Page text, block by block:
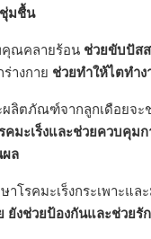
มชื้น
คุณคลายร้อน ช่วยขับปัส
างกาย ช่วยทำให้ไตทำ
ผลิตภัณฑ์จากลูกเดือยจะ
คมะเร็งและช่วยควบคุม
ผล
าโรคมะเร็งกระเพาะแล
ยังช่วยป้องกันและช่วยรั